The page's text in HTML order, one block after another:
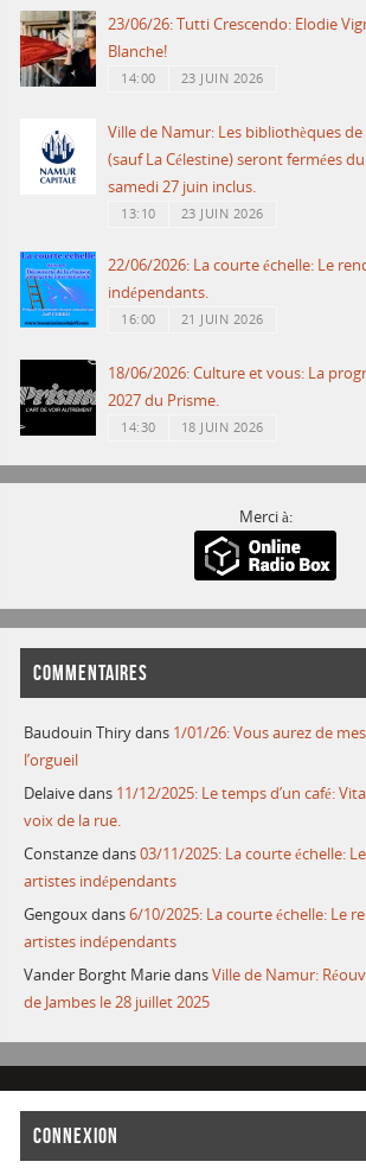
23/06/26: Tutti Crescendo: Elodie
Blanche!
14:00 23 JUIN 2026
Ville de Namur: Les bibliothèques
(sauf La Célestine) seront fermées
samedi 27 juin inclus.
13:10 23 JUIN 2026
22/06/2026: La courte échelle: Le
indépendants.
16:00 21 JUIN 2026
18/06/2026: Culture et vous: La
2027 du Prisme.
14:30 18 JUIN 2026
Merci à:
COMMENTAIRES
Baudouin Thirydans 1/01/26: Vous aurez de
l’orgueil
Delaivedans 11/12/2025: Le temps d’un café:
voix de la rue.
Constanzedans03/11/2025: La courte échelle:
artistes indépendants
Gengouxdans6/10/2025: La courte échelle: Le
artistes indépendants
Vander Borght MariedansVille de Namur:
de Jambes le 28 juillet 2025
CONNEXION